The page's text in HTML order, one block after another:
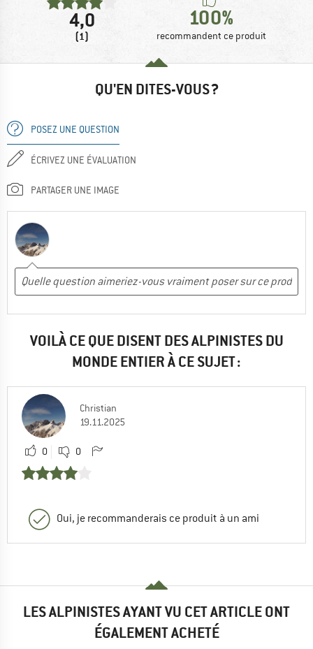
4,0
(1)
100%
recommandent ce produit
QU'EN DITES-VOUS ?
POSEZ UNE QUESTION
ÉCRIVEZ UNE ÉVALUATION
PARTAGER UNE IMAGE
VOILÀ CE QUE DISENT DES ALPINISTES DU
MONDE ENTIER À CE SUJET :
Christian
19.11.2025
0 0
Oui, je recommanderais ce produit à un ami
LES ALPINISTES AYANT VU CET ARTICLE ONT
ÉGALEMENT ACHETÉ